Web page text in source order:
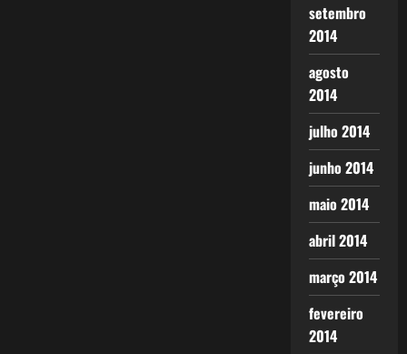
setembro
2014
agosto
2014
julho 2014
junho 2014
maio 2014
abril 2014
março 2014
fevereiro
2014